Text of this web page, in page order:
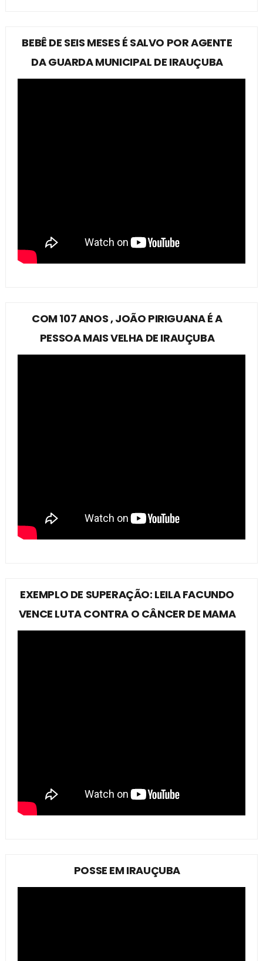
BEBÊ DE SEIS MESES É SALVO POR AGENTE
DA GUARDA MUNICIPAL DE IRAUÇUBA
COM 107 ANOS , JOÃO PIRIGUANA É A
PESSOA MAIS VELHA DE IRAUÇUBA
EXEMPLO DE SUPERAÇÃO: LEILA FACUNDO
VENCE LUTA CONTRA O CÂNCER DE MAMA
POSSE EM IRAUÇUBA